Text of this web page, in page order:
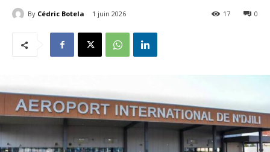
By Cédric Botela 1 juin 2026 0
17